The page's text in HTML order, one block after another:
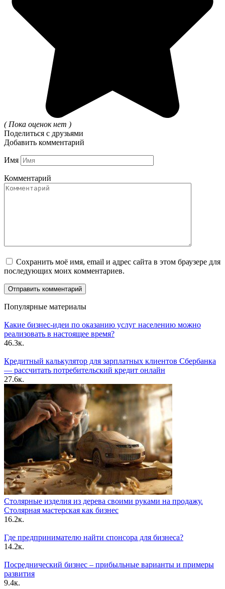
( Пока оценок нет )
Поделиться с друзьями
Добавить комментарий
Имя
Комментарий
Сохранить моё имя, email и адрес сайта в этом браузере для
последующих моих комментариев.
Популярные материалы
Какие бизнес-идеи по оказанию услуг населению можно
реализовать в настоящее время?
46.3к.
Кредитный калькулятор для зарплатных клиентов Сбербанка
— рассчитать потребительский кредит онлайн
27.6к.
Столярные изделия из дерева своими руками на продажу.
Столярная мастерская как бизнес
16.2к.
Где предпринимателю найти спонсора для бизнеса?
14.2к.
Посреднический бизнес – прибыльные варианты и примеры
развития
9.4к.